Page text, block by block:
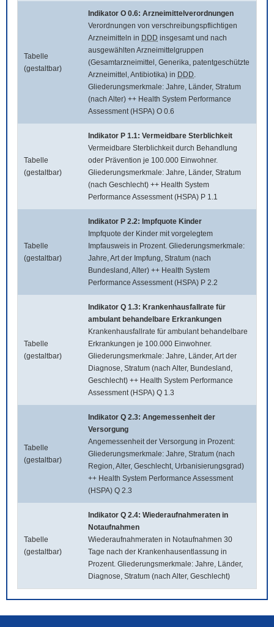
Tabelle
(gestaltbar)
Indikator O 0.6: Arzneimittelverordnungen
Verordnungen von verschreibungspflichtigen
Arzneimitteln in DDD insgesamt und nach
ausgewählten Arzneimittelgruppen
(Gesamtarzneimittel, Generika, patentgeschützte
Arzneimittel, Antibiotika) in DDD.
Gliederungsmerkmale: Jahre, Länder, Stratum
(nach Alter) ++ Health System Performance
Assessment (HSPA) O 0.6
Tabelle
(gestaltbar)
Indikator P 1.1: Vermeidbare Sterblichkeit
Vermeidbare Sterblichkeit durch Behandlung
oder Prävention je 100.000 Einwohner.
Gliederungsmerkmale: Jahre, Länder, Stratum
(nach Geschlecht) ++ Health System
Performance Assessment (HSPA) P 1.1
Tabelle
(gestaltbar)
Indikator P 2.2: Impfquote Kinder
Impfquote der Kinder mit vorgelegtem
Impfausweis in Prozent. Gliederungsmerkmale:
Jahre, Art der Impfung, Stratum (nach
Bundesland, Alter) ++ Health System
Performance Assessment (HSPA) P 2.2
Tabelle
(gestaltbar)
Indikator Q 1.3: Krankenhausfallrate für
ambulant behandelbare Erkrankungen
Krankenhausfallrate für ambulant behandelbare
Erkrankungen je 100.000 Einwohner.
Gliederungsmerkmale: Jahre, Länder, Art der
Diagnose, Stratum (nach Alter, Bundesland,
Geschlecht) ++ Health System Performance
Assessment (HSPA) Q 1.3
Tabelle
(gestaltbar)
Indikator Q 2.3: Angemessenheit der
Versorgung
Angemessenheit der Versorgung in Prozent:
Gliederungsmerkmale: Jahre, Stratum (nach
Region, Alter, Geschlecht, Urbanisierungsgrad)
++ Health System Performance Assessment
(HSPA) Q 2.3
Tabelle
(gestaltbar)
Indikator Q 2.4: Wiederaufnahmeraten in
Notaufnahmen
Wiederaufnahmeraten in Notaufnahmen 30
Tage nach der Krankenhausentlassung in
Prozent. Gliederungsmerkmale: Jahre, Länder,
Diagnose, Stratum (nach Alter, Geschlecht)